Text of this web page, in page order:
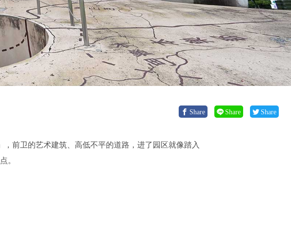
Share Share Share
前卫的艺术建筑、高低不平的道路，进了园区就像踏入
。